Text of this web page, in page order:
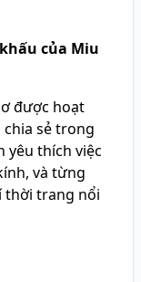
của Miu
được hoạt
sẻ trong
yêu thích việc
và từng
thời trang nổi